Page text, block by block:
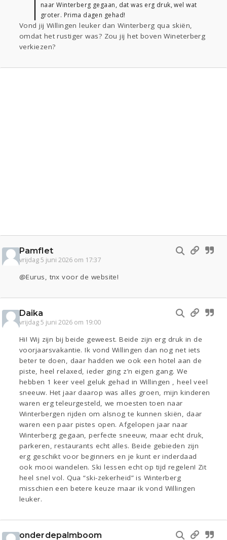
naar Winterberg gegaan, dat was erg druk, wel wat
groter. Prima dagen gehad!
Vond jij Willingen leuker dan Winterberg qua skiën,
omdat het rustiger was? Zou jij het boven Wineterberg
verkiezen?
Pamflet
vrijdag 5 juni 2026 om 17:37
@Eurus, tnx voor de website!
Daika
vrijdag 5 juni 2026 om 19:00
Hi! Wij zijn bij beide geweest. Beide zijn erg druk in de
voorjaarsvakantie. Ik vond Willingen dan nog net iets
beter te doen, daar hadden we ook een hotel aan de
piste, heel relaxed, ieder ging z’n eigen gang. We
hebben 1 keer veel geluk gehad in Willingen , heel veel
sneeuw. Het jaar daarop was alles groen, mijn kinderen
waren erg teleurgesteld, we moesten toen naar
Winterbergen rijden om alsnog te kunnen skiën, daar
waren een paar pistes open. Afgelopen jaar naar
Winterberg gegaan, perfecte sneeuw, maar echt druk,
parkeren, restaurants echt alles. Beide gebieden zijn
erg geschikt voor beginners en je kunt er inderdaad
ook mooi wandelen. Ski lessen echt op tijd regelen! Zit
heel snel vol. Qua “ski-zekerheid” is Winterberg
misschien een betere keuze maar ik vond Willingen
leuker.
onderdepalmboom